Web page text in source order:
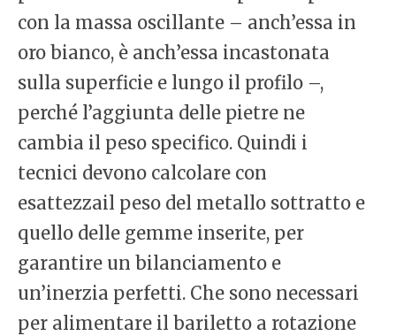
con la massa oscillante – anch’essa in
oro bianco, è anch’essa incastonata
sulla superficie e lungo il profilo –,
perché l’aggiunta delle pietre ne
cambia il peso specifico. Quindi i
tecnici devono calcolare con
esattezzail peso del metallo sottratto e
quello delle gemme inserite, per
garantire un bilanciamento e
un’inerzia perfetti. Che sono necessari
per alimentare il bariletto a rotazione